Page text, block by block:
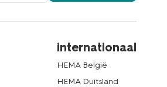
internationaal
HEMA België
HEMA Duitsland